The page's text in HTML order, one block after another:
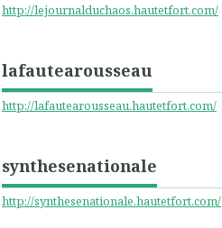
http://lejournalduchaos.hautetfort.com/
lafautearousseau
http://lafautearousseau.hautetfort.com/
synthesenationale
http://synthesenationale.hautetfort.com/